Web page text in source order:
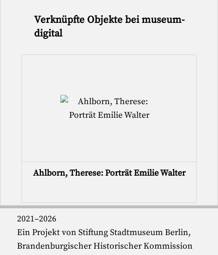
Verknüpfte Objekte bei museum-
digital
Ahlborn, Therese: Porträt Emilie Walter
2021–2026
Ein Projekt von Stiftung Stadtmuseum Berlin,
Brandenburgischer Historischer Kommission